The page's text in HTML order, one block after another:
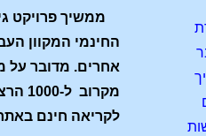
ממשיך פרויקט
החינמי המקוון
אחרים. מדובר על
לקריאה חינם